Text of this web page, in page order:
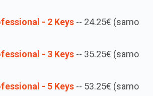
- 2 Keys -- 24.25€ (samo
- 3 Keys -- 35.25€ (samo
- 5 Keys -- 53.25€ (samo